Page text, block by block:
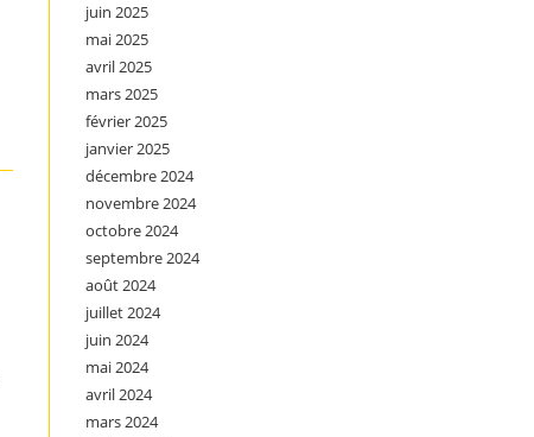
juin 2025
mai 2025
avril 2025
mars 2025
février 2025
janvier 2025
décembre 2024
novembre 2024
octobre 2024
septembre 2024
août 2024
juillet 2024
juin 2024
mai 2024
avril 2024
mars 2024